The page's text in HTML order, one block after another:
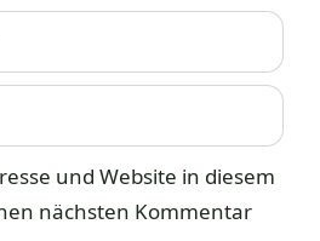
und Website in diesem
nächsten Kommentar